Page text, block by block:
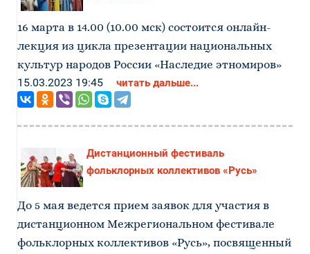
16 марта в 14.00 (10.00 мск) состоится онлайн-
лекция из цикла презентации национальных
культур народов России «Наследие этномиров»
15.03.2023 19:45 читать дальше...
Дистанционный фестиваль
фольклорных коллективов «Русь»
До 5 мая ведется прием заявок для участия в
дистанционном Межрегиональном фестивале
фольклорных коллективов «Русь», посвященный